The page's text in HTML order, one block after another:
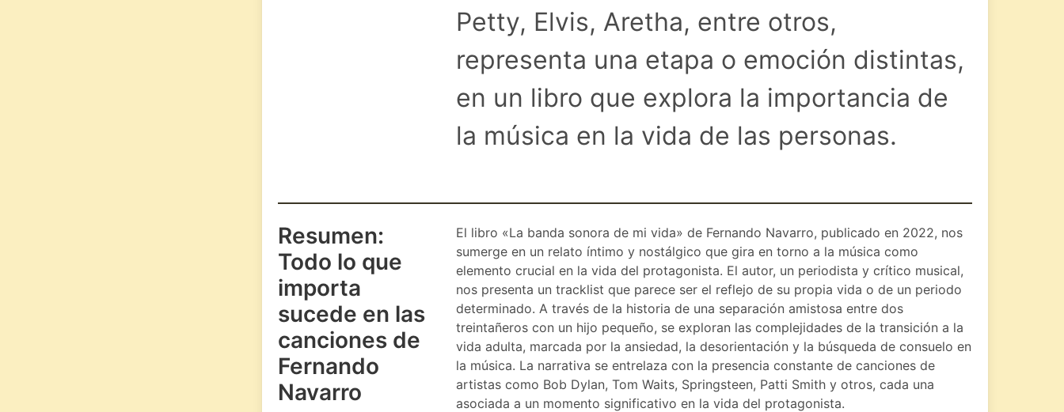
Petty, Elvis, Aretha, entre otros,
representa una etapa o emoción distintas,
en un libro que explora la importancia de
la música en la vida de las personas.
Resumen:
Todo lo que
importa
sucede en las
canciones de
Fernando
Navarro
El libro «La banda sonora de mi vida» de Fernando Navarro, publicado en 2022, nos
sumerge en un relato íntimo y nostálgico que gira en torno a la música como
elemento crucial en la vida del protagonista. El autor, un periodista y crítico musical,
nos presenta un tracklist que parece ser el reflejo de su propia vida o de un periodo
determinado. A través de la historia de una separación amistosa entre dos
treintañeros con un hijo pequeño, se exploran las complejidades de la transición a la
vida adulta, marcada por la ansiedad, la desorientación y la búsqueda de consuelo en
la música. La narrativa se entrelaza con la presencia constante de canciones de
artistas como Bob Dylan, Tom Waits, Springsteen, Patti Smith y otros, cada una
asociada a un momento significativo en la vida del protagonista.